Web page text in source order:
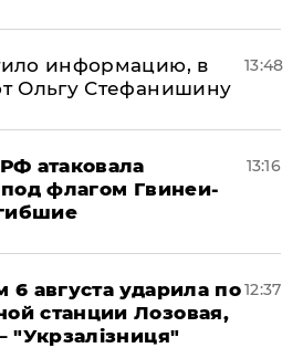
информацию, в
Ольгу Стефанишину
13:48
атаковала
флагом Гвинеи-
13:16
августа ударила по
станции Лозовая,
"Укрзалізниця"
12:37